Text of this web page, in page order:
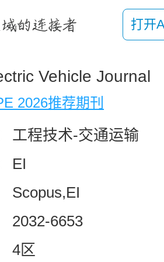
打开
Vehicle Journal
2026推荐期刊
工程技术-交通运输
EI
Scopus,EI
2032-6653
4区